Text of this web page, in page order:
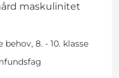
maskulinitet
8. - 10. klasse